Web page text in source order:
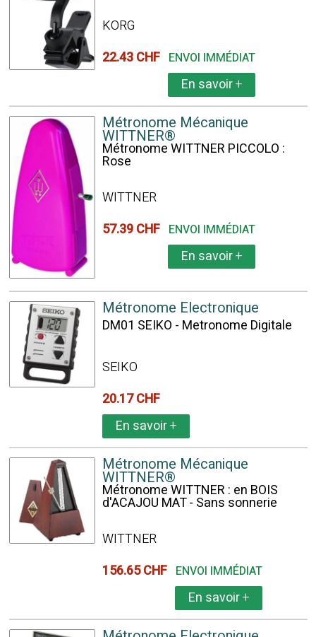
KORG
22.43 CHF ENVOI IMMÉDIAT
En savoir+
Métronome Mécanique
WITTNER®
Métronome WITTNER PICCOLO :
Rose
WITTNER
57.39 CHF ENVOI IMMÉDIAT
En savoir+
Métronome Electronique
DM01 SEIKO - Metronome Digitale
SEIKO
20.17 CHF
En savoir+
Métronome Mécanique
WITTNER®
Métronome WITTNER : en BOIS
d'ACAJOU MAT - Sans sonnerie
WITTNER
156.65 CHF ENVOI IMMÉDIAT
En savoir+